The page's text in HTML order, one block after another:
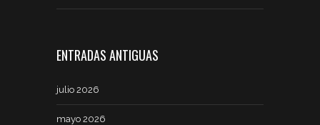
ENTRADAS ANTIGUAS
julio 2026
mayo 2026